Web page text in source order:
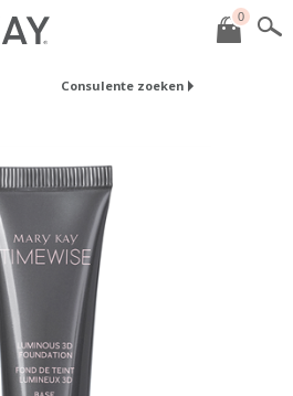
0
Consulente zoeken